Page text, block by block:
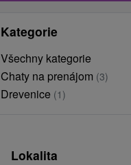
Kategorie
Všechny kategorie
Chaty na prenájom (3)
Drevenice (1)
Lokalita